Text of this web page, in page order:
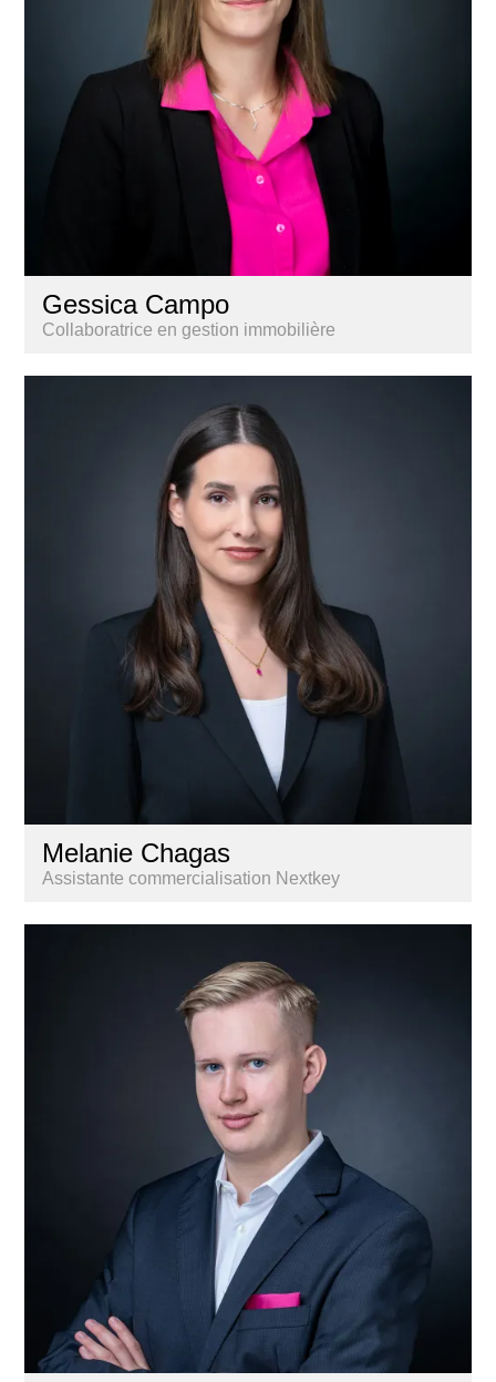
Gessica Campo
Collaboratrice en gestion immobilière
Melanie Chagas
Assistante commercialisation Nextkey